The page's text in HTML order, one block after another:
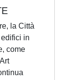
la Città
in
come